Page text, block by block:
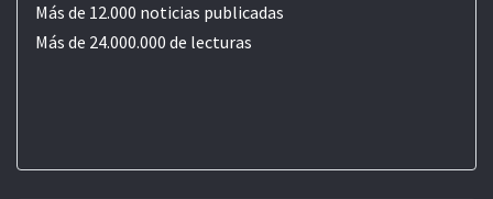
Más de 12.000 noticias publicadas
Más de 24.000.000 de lecturas